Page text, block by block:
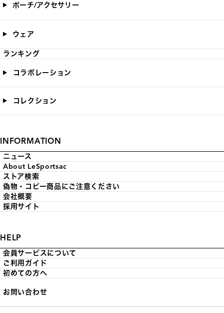
ポーチ/アクセサリー
ウェア
ランキング
コラボレーション
コレクション
INFORMATION
ニュース
About LeSportsac
ストア検索
偽物・コピー商品にご注意ください
会社概要
採用サイト
HELP
会員サービスについて
ご利用ガイド
初めての方へ
お問い合わせ